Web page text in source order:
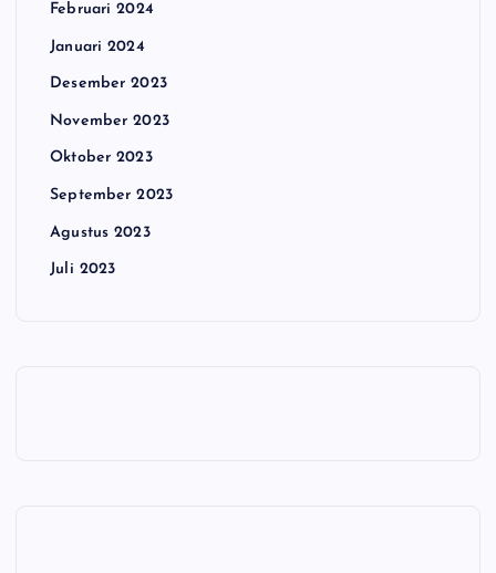
Februari 2024
Januari 2024
Desember 2023
November 2023
Oktober 2023
September 2023
Agustus 2023
Juli 2023